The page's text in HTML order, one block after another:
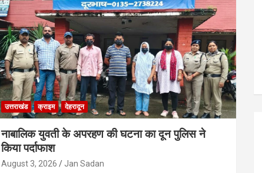
उत्तराखंड क्राइम देहरादून
नाबालिक युवती के अपरहण की घटना का दून पुलिस ने
किया पर्दाफाश
August 3, 2026 Jan Sadan